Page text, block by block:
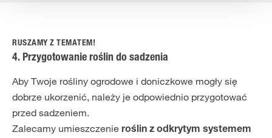
RUSZAMY Z TEMATEM!
4. Przygotowanie roślin do sadzenia
Aby Twoje rośliny ogrodowe i doniczkowe mogły się
dobrze ukorzenić, należy je odpowiednio przygotować
przed sadzeniem.
Zalecamy umieszczenie roślin z odkrytym systemem